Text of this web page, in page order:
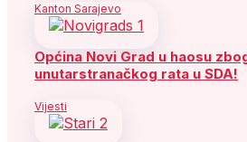
Kanton Sarajevo
Općina Novi Grad u haosu
unutarstranačkog rata u SDA!
Vijesti